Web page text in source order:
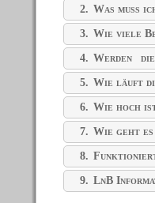
2. Was muss
3. Wie viele
4. Werden
übernommen?
5. Wie läuft
6. Wie hoch
7. Wie geht
8. Funktioniert
9. LnB